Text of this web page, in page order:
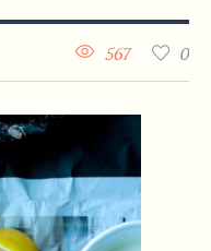
0
567